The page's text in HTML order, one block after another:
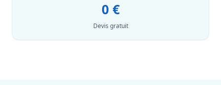
0 €
Devis gratuit